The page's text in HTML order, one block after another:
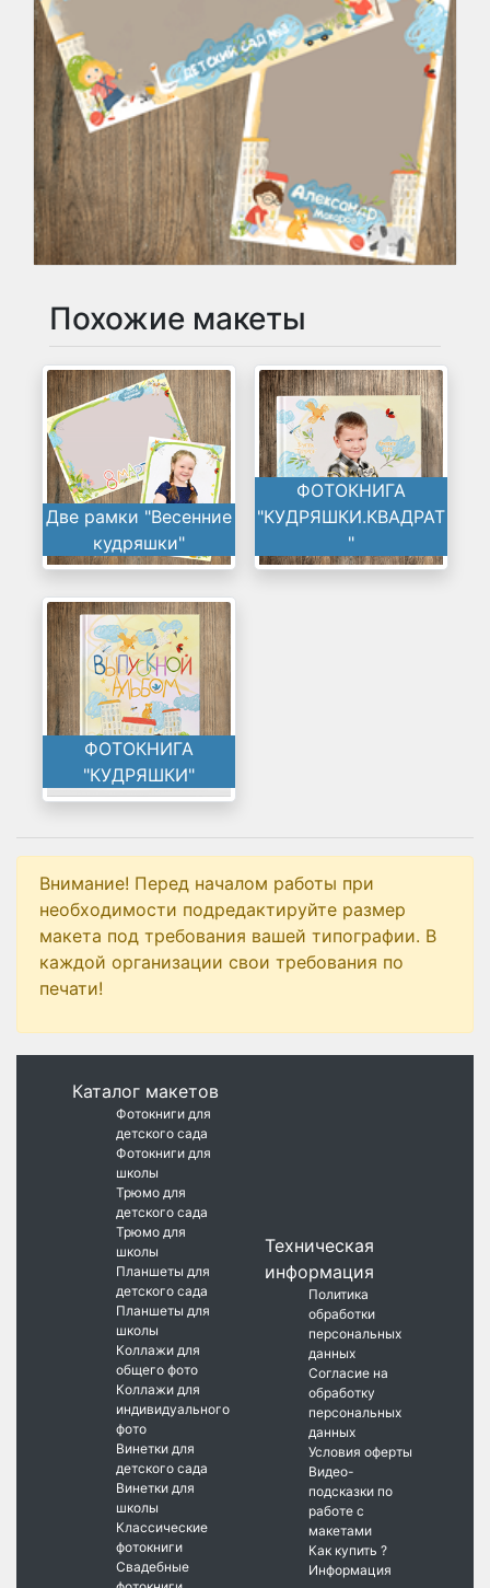
Похожие макеты
Две рамки "Весенние
кудряшки"
ФОТОКНИГА
"КУДРЯШКИ.КВАДРАТ
"
ФОТОКНИГА
"КУДРЯШКИ"
Внимание! Перед началом работы при
необходимости подредактируйте размер
макета под требования вашей типографии. В
каждой организации свои требования по
печати!
Каталог макетов
Фотокниги для
детского сада
Фотокниги для
школы
Трюмо для
детского сада
Трюмо для
школы
Планшеты для
детского сада
Планшеты для
школы
Коллажи для
общего фото
Коллажи для
индивидуального
фото
Винетки для
детского сада
Винетки для
школы
Классические
фотокниги
Свадебные
Техническая
информация
Политика
обработки
персональных
данных
Согласие на
обработку
персональных
данных
Условия оферты
Видео-
подсказки по
работе с
макетами
Как купить ?
Информация